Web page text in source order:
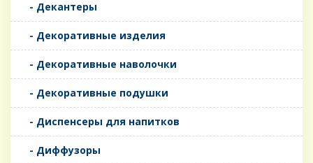
- Декантеры
- Декоративные изделия
- Декоративные наволочки
- Декоративные подушки
- Диспенсеры для напитков
- Диффузоры